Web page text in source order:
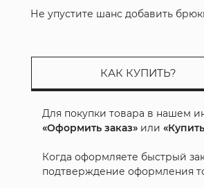
Не упустите шанс добавить
КАК КУПИТЬ?
Для покупки товара в нашем
«Оформить заказ» или
Когда оформляете быстрый
подтверждение оформления